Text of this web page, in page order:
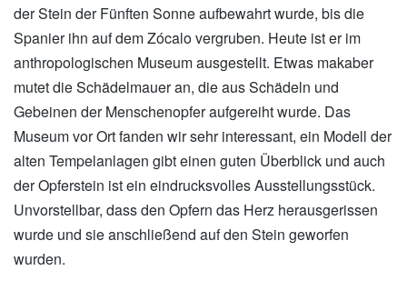
der Stein der Fünften Sonne aufbewahrt wurde, bis die
Spanier ihn auf dem Zócalo vergruben. Heute ist er im
anthropologischen Museum ausgestellt. Etwas makaber
mutet die Schädelmauer an, die aus Schädeln und
Gebeinen der Menschenopfer aufgereiht wurde. Das
Museum vor Ort fanden wir sehr interessant, ein Modell der
alten Tempelanlagen gibt einen guten Überblick und auch
der Opferstein ist ein eindrucksvolles Ausstellungsstück.
Unvorstellbar, dass den Opfern das Herz herausgerissen
wurde und sie anschließend auf den Stein geworfen
wurden.